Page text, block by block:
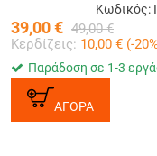
Κωδικός:
39,00€ 49,00 €
Κερδίζεις: 10,00 € (-20
Παράδοση σε 1-3
ΑΓΟΡΑ